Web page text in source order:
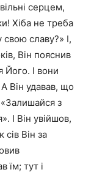
серцем,
Хіба не треба
славу?» І,
Він пояснив
Його. І вони
Він удавав, що
з
І Він увійшов,
Він за
їм; тут і